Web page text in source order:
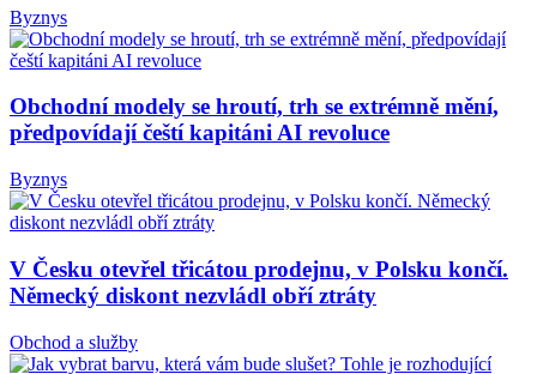
Byznys
Obchodní modely se hroutí, trh se extrémně mění,
předpovídají čeští kapitáni AI revoluce
Byznys
V Česku otevřel třicátou prodejnu, v Polsku končí.
Německý diskont nezvládl obří ztráty
Obchod a služby